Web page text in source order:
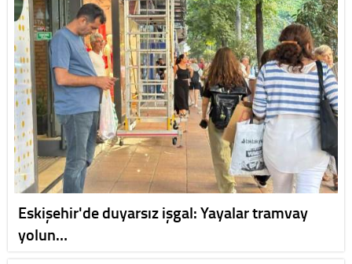
Eskişehir'de duyarsız işgal: Yayalar tramvay
yolun…